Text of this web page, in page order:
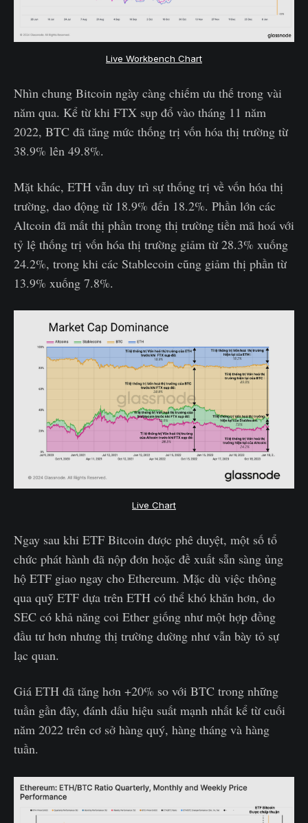
Live Workbench Chart
Nhìn chung Bitcoin ngày càng chiếm ưu thế trong vài
năm qua. Kể từ khi FTX sụp đổ vào tháng 11 năm
2022, BTC đã tăng mức thống trị vốn hóa thị trường từ
38.9% lên 49.8%.
Mặt khác, ETH vẫn duy trì sự thống trị về vốn hóa thị
trường, dao động từ 18.9% đến 18.2%. Phần lớn các
Altcoin đã mất thị phần trong thị trường tiền mã hoá với
tỷ lệ thống trị vốn hóa thị trường giảm từ 28.3% xuống
24.2%, trong khi các Stablecoin cũng giảm thị phần từ
13.9% xuống 7.8%.
Live Chart
Ngay sau khi ETF Bitcoin được phê duyệt, một số tổ
chức phát hành đã nộp đơn hoặc đề xuất sẵn sàng ủng
hộ ETF giao ngay cho Ethereum. Mặc dù việc thông
qua quỹ ETF dựa trên ETH có thể khó khăn hơn, do
SEC có khả năng coi Ether giống như một hợp đồng
đầu tư hơn nhưng thị trường dường như vẫn bày tỏ sự
lạc quan.
Giá ETH đã tăng hơn +20% so với BTC trong những
tuần gần đây, đánh dấu hiệu suất mạnh nhất kể từ cuối
năm 2022 trên cơ sở hàng quý, hàng tháng và hàng
tuần.